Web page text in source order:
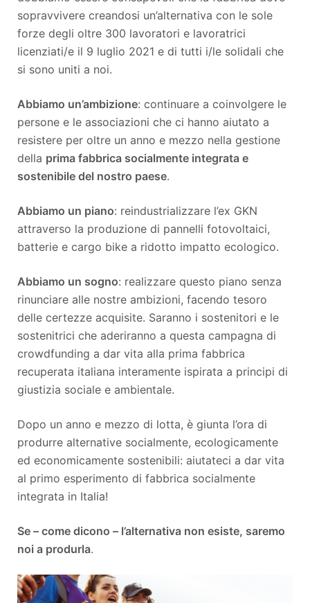
sopravvivere creandosi un’alternativa con le sole
forze degli oltre 300 lavoratori e lavoratrici
licenziati/e il 9 luglio 2021 e di tutti i/le solidali che
si sono uniti a noi.
Abbiamo un’ambizione: continuare a coinvolgere le
persone e le associazioni che ci hanno aiutato a
resistere per oltre un anno e mezzo nella gestione
della prima fabbrica socialmente integrata e
sostenibile del nostro paese.
Abbiamo un piano: reindustrializzare l’ex GKN
attraverso la produzione di pannelli fotovoltaici,
batterie e cargo bike a ridotto impatto ecologico.
Abbiamo un sogno: realizzare questo piano senza
rinunciare alle nostre ambizioni, facendo tesoro
delle certezze acquisite. Saranno i sostenitori e le
sostenitrici che aderiranno a questa campagna di
crowdfunding a dar vita alla prima fabbrica
recuperata italiana interamente ispirata a principi di
giustizia sociale e ambientale.
Dopo un anno e mezzo di lotta, è giunta l’ora di
produrre alternative socialmente, ecologicamente
ed economicamente sostenibili: aiutateci a dar vita
al primo esperimento di fabbrica socialmente
integrata in Italia!
Se – come dicono – l’alternativa non esiste, saremo
noi a produrla.